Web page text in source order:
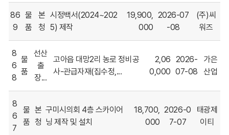
나
타
내
는
표
입
니
86
9
물
품
본
청
시정백서(2024~202
5) 제작
19,900,
000
2026-07
-08
(주)씨
워즈
8
6
8
물
품
선산
출
장...
고아읍 대망2리 농로 정비공
사-관급자재(집수정,...
2,06
0,000
2026-
07-08
가은
산업
8
6
7
물
품
본
청
구미시의회 4층 스카이어
닝 제작 및 설치
18,700,
000
2026-0
7-07
태광제
이티